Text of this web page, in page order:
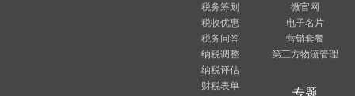
税务筹划
税收优惠
税务问答
纳税调整
纳税评估
财税表单
微官网
电子名片
营销套餐
第三方物流管理
专题